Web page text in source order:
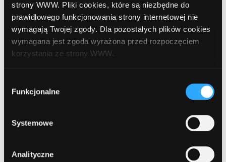
strony WWW. Pliki cookies, które są niezbędne do
prawidłowego funkcjonowania strony internetowej nie
wymagają Twojej zgody. Dla pozostałych plików cookies
wymagana jest zgoda wyrażona przed rozpoczęciem
korzystania ze strony WWW.
formy korzystania z plików cookies. Więcej:
Polityka
zgody
Funkcjonalne
Systemowe
Analityczne
334
PKO BP, Białystok, ul. Kaczorowskiego 14 (O9
Białystok ul. Kaczorowskiego 14)
Polskiego 10 (Budynek O1 Bytów